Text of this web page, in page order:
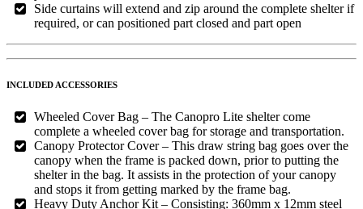
Side curtains will extend and zip around the complete shelter if
required, or can positioned part closed and part open
INCLUDED ACCESSORIES
Wheeled Cover Bag – The Canopro Lite shelter come
complete a wheeled cover bag for storage and transportation.
Canopy Protector Cover – This draw string bag goes over the
canopy when the frame is packed down, prior to putting the
shelter in the bag. It assists in the protection of your canopy
and stops it from getting marked by the frame bag.
Heavy Duty Anchor Kit – Consisting: 360mm x 12mm steel